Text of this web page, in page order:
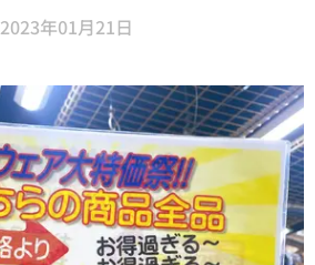
2023年01月21日